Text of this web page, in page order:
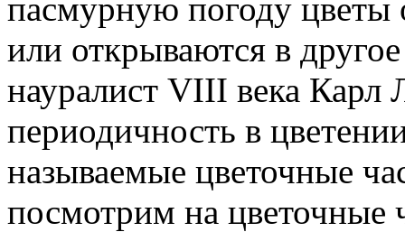
пасмурную погоду цветы
или открываются в
науралист VIII века Карл
периодичность в
называемые цветочные
посмотрим на цветочные